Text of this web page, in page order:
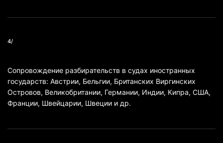
4/
Сопровождение разбирательств в судах иностранных
государств: Австрии, Бельгии, Британских Виргинских
Островов, Великобритании, Германии, Индии, Кипра, США,
Франции, Швейцарии, Швеции и др.